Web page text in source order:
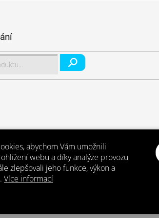
abychom Vám umožnili
webu a díky analýze provozu
zlepšovali jeho funkce, výkon a
Více informací